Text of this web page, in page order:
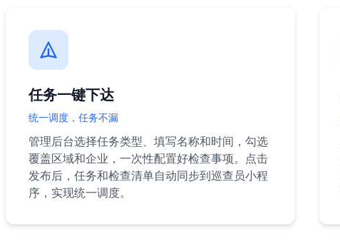
任务一键下达
统一调度，任务不漏
管理后台选择任务类型、填写名称和时间，勾选
覆盖区域和企业，一次性配置好检查事项。点击
发布后，任务和检查清单自动同步到巡查员小程
序，实现统一调度。